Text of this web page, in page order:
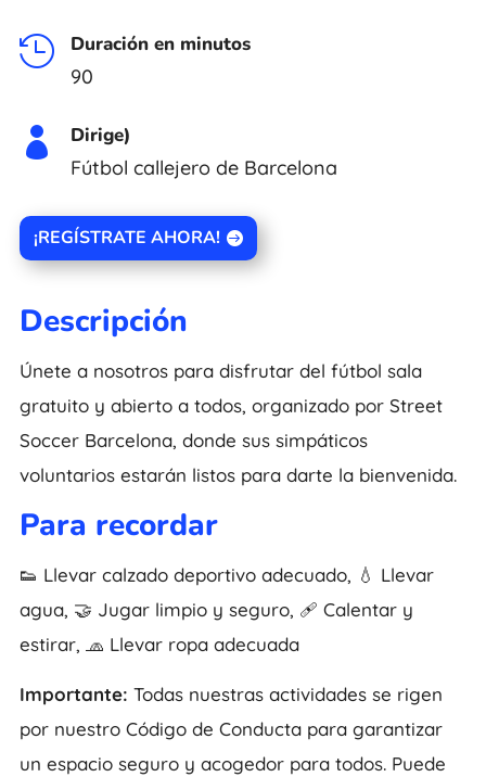

Duración en minutos
90

Dirige)
Fútbol callejero de Barcelona
¡REGÍSTRATE AHORA!
Descripción
Únete a nosotros para disfrutar del fútbol sala
gratuito y abierto a todos, organizado por Street
Soccer Barcelona, donde sus simpáticos
voluntarios estarán listos para darte la bienvenida.
Para recordar
👟 Llevar calzado deportivo adecuado, 💧 Llevar
agua, 🤝 Jugar limpio y seguro, 🩹 Calentar y
estirar, 🧢 Llevar ropa adecuada
Importante: Todas nuestras actividades se rigen
por nuestro Código de Conducta para garantizar
un espacio seguro y acogedor para todos. Puede